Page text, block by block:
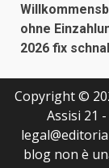
ohne
2026 fix
Copyright ©
Assisi 21
blog non è